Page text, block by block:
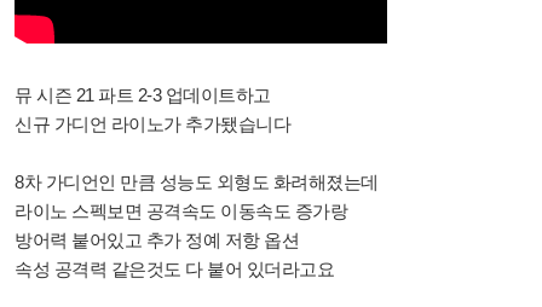
뮤 시즌 21 파트 2-3 업데이트하고
신규 가디언 라이노가 추가됐습니다
8차 가디언인 만큼 성능도 외형도 화려해졌는데
라이노 스펙보면 공격속도 이동속도 증가랑
방어력 붙어있고 추가 정예 저항 옵션
속성 공격력 같은것도 다 붙어 있더라고요